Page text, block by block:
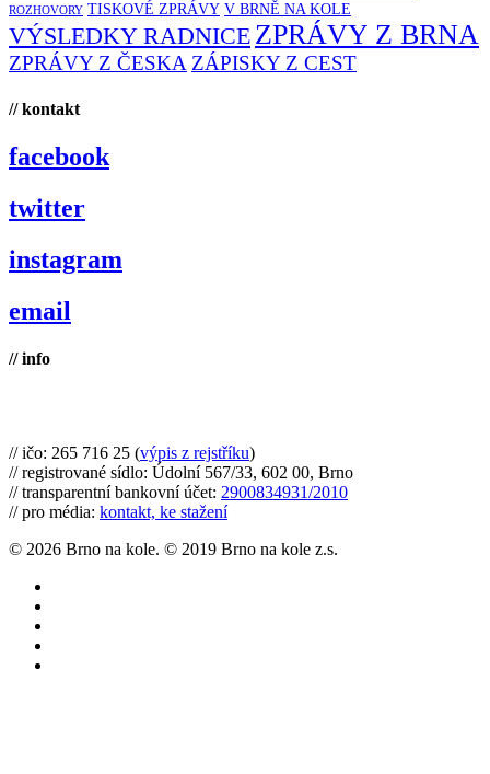
ROZHOVORY TISKOVÉ ZPRÁVY V BRNĚ NA KOLE
VÝSLEDKY RADNICE ZPRÁVY Z BRNA
ZPRÁVY Z ČESKA ZÁPISKY Z CEST
// kontakt
facebook
twitter
instagram
email
// info
// ičo: 265 716 25 (výpis z rejstříku)
// registrované sídlo: Údolní 567/33, 602 00, Brno
// transparentní bankovní účet: 2900834931/2010
// pro média: kontakt, ke stažení
© 2026 Brno na kole. © 2019 Brno na kole z.s.